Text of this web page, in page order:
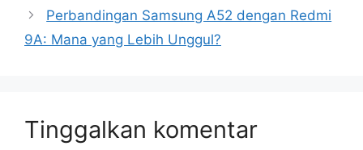
Perbandingan Samsung A52 dengan Redmi
9A: Mana yang Lebih Unggul?
Tinggalkan komentar